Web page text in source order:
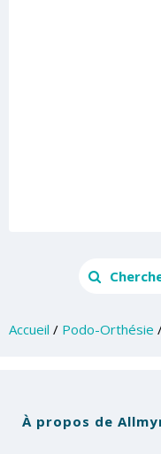
Accueil / Podo-Orthésie
À propos de